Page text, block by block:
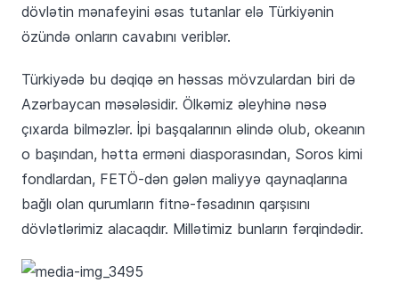
dövlətin mənafeyini əsas tutanlar elə Türkiyənin
özündə onların cavabını veriblər.
Türkiyədə bu dəqiqə ən həssas mövzulardan biri də
Azərbaycan məsələsidir. Ölkəmiz əleyhinə nəsə
çıxarda bilməzlər. İpi başqalarının əlində olub, okeanın
o başından, hətta erməni diasporasından, Soros kimi
fondlardan, FETÖ-dən gələn maliyyə qaynaqlarına
bağlı olan qurumların fitnə-fəsadının qarşısını
dövlətlərimiz alacaqdır. Millətimiz bunların fərqindədir.